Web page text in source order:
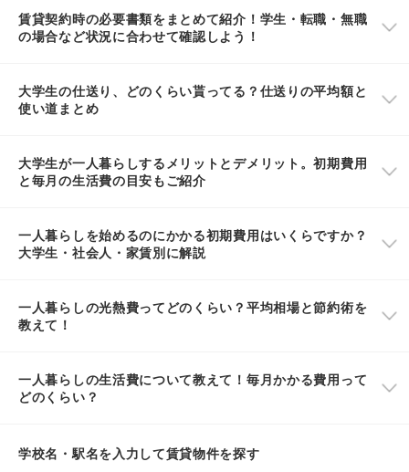
賃貸契約時の必要書類をまとめて紹介！学生・転職・無職
の場合など状況に合わせて確認しよう！
大学生の仕送り、どのくらい貰ってる？仕送りの平均額と
使い道まとめ
大学生が一人暮らしするメリットとデメリット。初期費用
と毎月の生活費の目安もご紹介
一人暮らしを始めるのにかかる初期費用はいくらですか？
大学生・社会人・家賃別に解説
一人暮らしの光熱費ってどのくらい？平均相場と節約術を
教えて！
一人暮らしの生活費について教えて！毎月かかる費用って
どのくらい？
学校名・駅名を入力して賃貸物件を探す